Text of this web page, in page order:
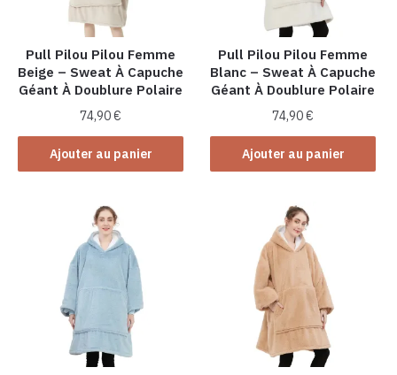
Pull Pilou Pilou Femme
Beige – Sweat À Capuche
Géant À Doublure Polaire
74,90€
Ajouter au panier
Pull Pilou Pilou Femme
Blanc – Sweat À Capuche
Géant À Doublure Polaire
74,90€
Ajouter au panier